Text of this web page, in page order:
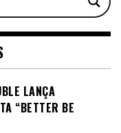
LANÇA
“BETTER BE